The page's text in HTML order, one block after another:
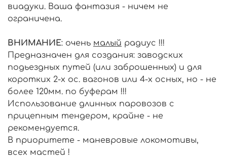
виадуки. Ваша фантазия - ничем не
ограничена.
ВНИМАНИЕ: очень малый радиус !!!
Предназначен для создания: заводских
подьездных путей (или заброшенных) и для
коротких 2-х ос. вагонов или 4-х осных, но - не
более 120мм. по буферам !!!
Использование длинных паровозов с
прицепным тендером, крайне - не
рекомендуется.
В приоритете - маневровые локомотивы,
всех мастей !